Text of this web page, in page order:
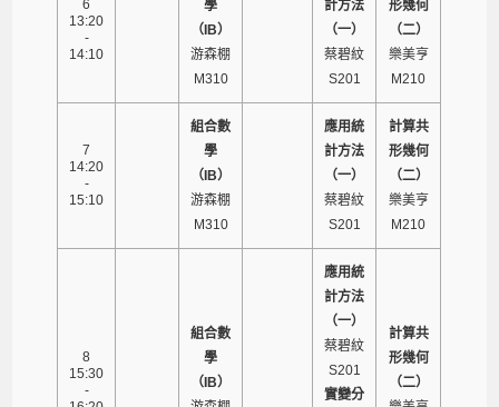
6
13:20
-
14:10
學
（IB）
游森棚
M310
計方法
（一）
蔡碧紋
S201
形幾何
（二）
樂美亨
M210
7
14:20
-
15:10
組合數
學
（IB）
游森棚
M310
應用統
計方法
（一）
蔡碧紋
S201
計算共
形幾何
（二）
樂美亨
M210
8
15:30
-
組合數
學
（IB）
應用統
計方法
（一）
蔡碧紋
S201
實變分
計算共
形幾何
（二）